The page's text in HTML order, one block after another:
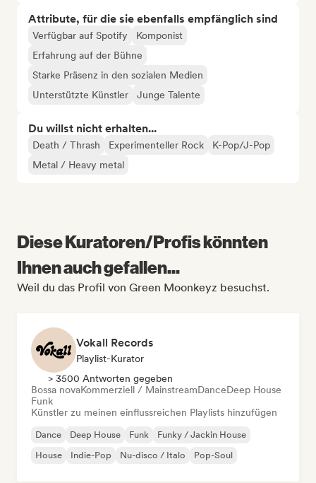
Attribute, für die sie ebenfalls empfänglich sind
Verfügbar auf Spotify
Komponist
Erfahrung auf der Bühne
Starke Präsenz in den sozialen Medien
Unterstützte Künstler
Junge Talente
Du willst nicht erhalten...
Death / Thrash Experimenteller Rock
K-Pop/J-Pop
Metal / Heavy metal
Diese Kuratoren/Profis könnten
Ihnen auch gefallen...
Weil du das Profil von Green Moonkeyz besuchst.
Vokall Records
Playlist-Kurator
> 3500 Antworten gegeben
Bossa novaKommerziell / MainstreamDanceDeep House
Funk
Künstler zu meinen einflussreichen Playlists hinzufügen
Dance Deep House Funk
Funky / Jackin House
House
Indie-Pop Nu-disco / Italo Pop-Soul